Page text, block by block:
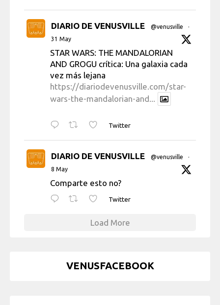
DIARIO DE VENUSVILLE @venusville
·
31 May
STAR WARS: THE MANDALORIAN
AND GROGU crítica: Una galaxia cada
vez más lejana
https://diariodevenusville.com/star-
wars-the-mandalorian-and...
Twitter
DIARIO DE VENUSVILLE @venusville
·
8 May
Comparte esto no?
Twitter
Load More
VENUSFACEBOOK